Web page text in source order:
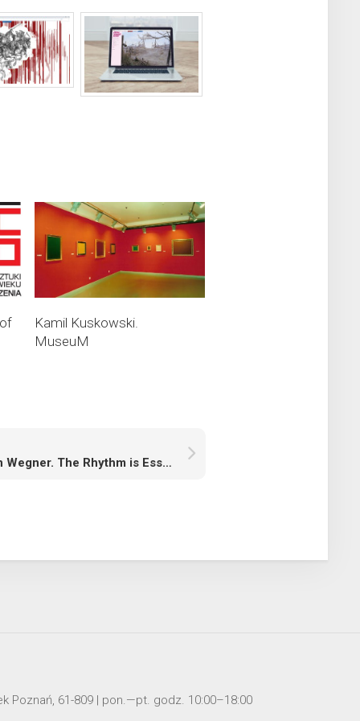
Kamil Kuskowski.
MuseuM
Stefan Wegner. The Rhythm is Essential
Poznań, 61-809 | pon.—pt. godz. 10:00–18:00